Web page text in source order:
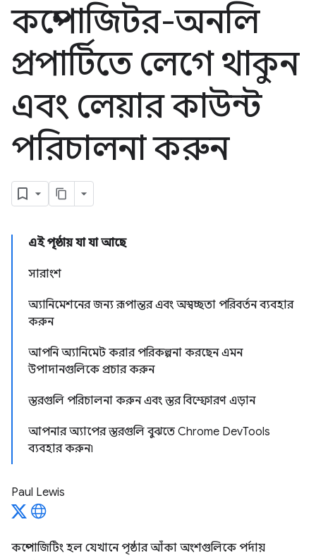
কম্পোজিটর-অনলি
প্রপার্টিতে লেগে থাকুন
এবং লেয়ার কাউন্ট
পরিচালনা করুন
এই পৃষ্ঠায় যা যা আছে
সারাংশ
অ্যানিমেশনের জন্য রূপান্তর এবং অস্বচ্ছতা পরিবর্তন ব্যবহার
করুন
আপনি অ্যানিমেট করার পরিকল্পনা করছেন এমন
উপাদানগুলিকে প্রচার করুন
স্তরগুলি পরিচালনা করুন এবং স্তর বিস্ফোরণ এড়ান
আপনার অ্যাপের স্তরগুলি বুঝতে Chrome DevTools
ব্যবহার করুন৷
Paul Lewis
কম্পোজিটিং হল যেখানে পৃষ্ঠার আঁকা অংশগুলিকে পর্দায়